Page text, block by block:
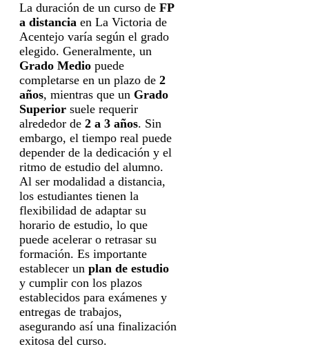
La duración de un curso de FP
a distancia en La Victoria de
Acentejo varía según el grado
elegido. Generalmente, un
Grado Medio puede
completarse en un plazo de 2
años, mientras que un Grado
Superior suele requerir
alrededor de 2 a 3 años. Sin
embargo, el tiempo real puede
depender de la dedicación y el
ritmo de estudio del alumno.
Al ser modalidad a distancia,
los estudiantes tienen la
flexibilidad de adaptar su
horario de estudio, lo que
puede acelerar o retrasar su
formación. Es importante
establecer un plan de estudio
y cumplir con los plazos
establecidos para exámenes y
entregas de trabajos,
asegurando así una finalización
exitosa del curso.